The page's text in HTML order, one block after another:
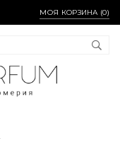
МОЯ КОРЗИНА (0)